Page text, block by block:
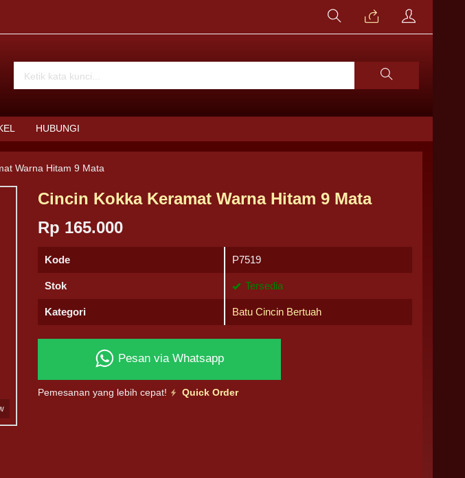
HUBUNGI
Warna Hitam 9 Mata
Cincin Kokka Keramat Warna Hitam 9 Mata
Rp 165.000
Kode P7519
Stok Tersedia
Kategori Batu Cincin Bertuah
Pesan via Whatsapp
Pemesanan yang lebih cepat! Quick Order